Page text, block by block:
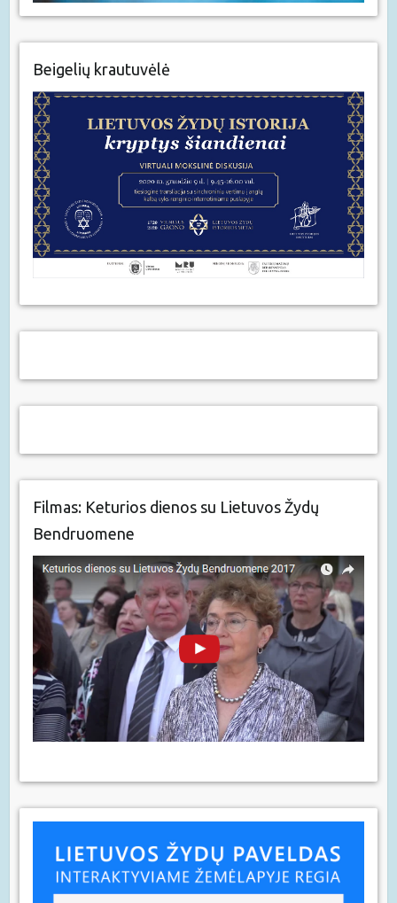
Beigelių krautuvėlė
Filmas: Keturios dienos su Lietuvos Žydų
Bendruomene